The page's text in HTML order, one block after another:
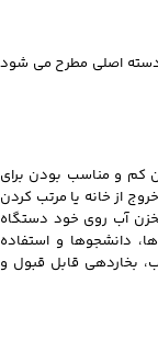
دسته اصلی مطرح می شود
کم و مناسب بودن برای
از خانه یا مرتب کردن
آب روی خود دستگاه
دانشجوها و استفاده
بخاردهی قابل قبول و